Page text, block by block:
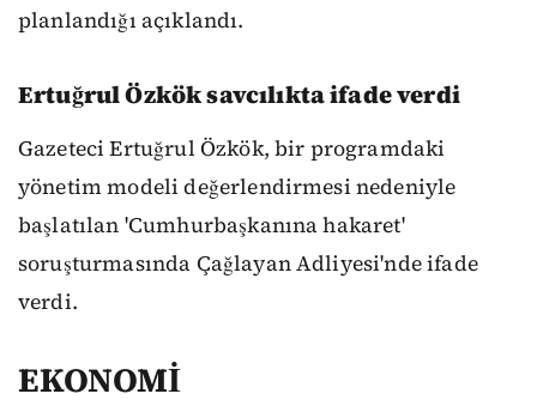
planlandığı açıklandı.
Ertuğrul Özkök savcılıkta ifade verdi
Gazeteci Ertuğrul Özkök, bir programdaki
yönetim modeli değerlendirmesi nedeniyle
başlatılan 'Cumhurbaşkanına hakaret'
soruşturmasında Çağlayan Adliyesi'nde ifade
verdi.
EKONOMİ